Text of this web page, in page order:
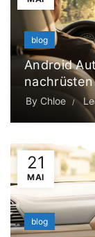
blog
Android
By Chloe
21
MAI
blog